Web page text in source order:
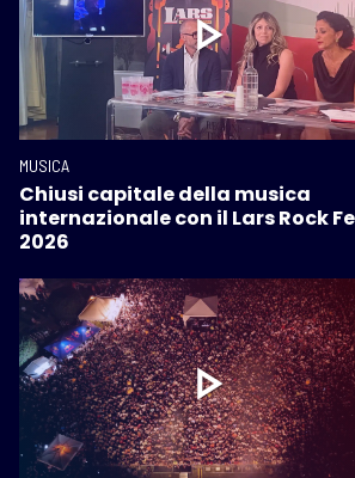
MUSICA
Chiusi capitale della musica
internazionale con il Lars Rock
2026